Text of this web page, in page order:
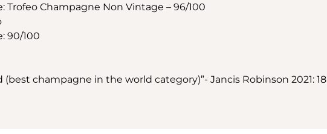
Trofeo Champagne Non Vintage – 96/100
90/100
(best champagne in the world category)”- Jancis Robinson 2021: